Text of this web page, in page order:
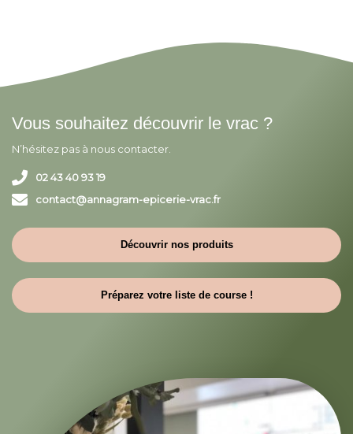
Vous souhaitez découvrir le vrac ?
N’hésitez pas à nous contacter.
02 43 40 93 19
contact@annagram-epicerie-vrac.fr
Découvrir nos produits
Préparez votre liste de course !